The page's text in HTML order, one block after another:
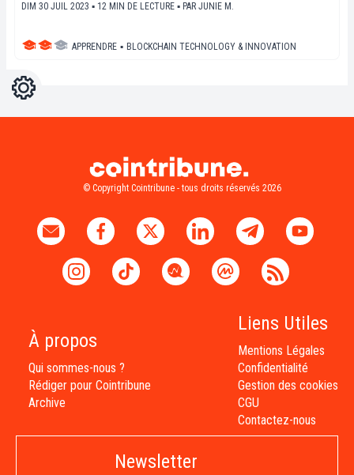
DIM 30 JUIL 2023 ▪ 12 MIN DE LECTURE ▪ PAR JUNIE M.
APPRENDRE ▪ BLOCKCHAIN TECHNOLOGY & INNOVATION
Réglages
© Copyright Cointribune - tous droits réservés 2026
À propos
Qui sommes-nous ?
Rédiger pour Cointribune
Archive
Liens Utiles
Mentions Légales
Confidentialité
Gestion des cookies
CGU
Contactez-nous
Newsletter